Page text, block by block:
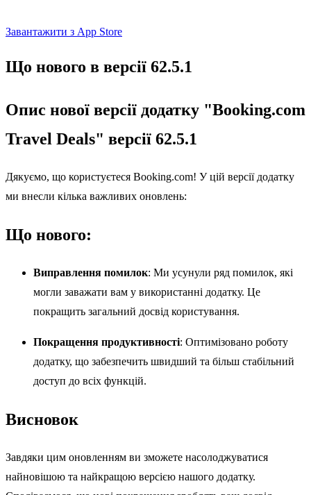
Завантажити з App Store
Що нового в версії 62.5.1
Опис нової версії додатку "Booking.com
Travel Deals" версії 62.5.1
Дякуємо, що користуєтеся Booking.com! У цій версії додатку
ми внесли кілька важливих оновлень:
Що нового:
Виправлення помилок: Ми усунули ряд помилок, які
могли заважати вам у використанні додатку. Це
покращить загальний досвід користування.
Покращення продуктивності: Оптимізовано роботу
додатку, що забезпечить швидший та більш стабільний
доступ до всіх функцій.
Висновок
Завдяки цим оновленням ви зможете насолоджуватися
найновішою та найкращою версією нашого додатку.